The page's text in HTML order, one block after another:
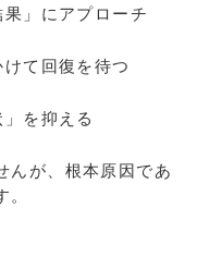
」にアプローチ
て回復を待つ
を抑える
んが、根本原因であ